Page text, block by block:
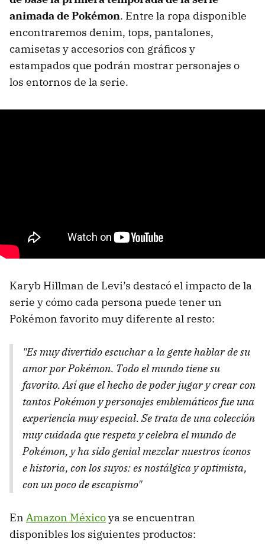
animada de Pokémon. Entre la ropa disponible
encontraremos denim, tops, pantalones,
camisetas y accesorios con gráficos y
estampados que podrán mostrar personajes o
los entornos de la serie.
Karyb Hillman de Levi’s destacó el impacto de la
serie y cómo cada persona puede tener un
Pokémon favorito muy diferente al resto:
"Es muy divertido escuchar a la gente hablar de su
amor por Pokémon. Todo el mundo tiene su
favorito. Así que el hecho de poder jugar y crear con
tantos Pokémon y personajes emblemáticos fue una
experiencia muy especial. Se trata de una colección
muy cuidada que respeta y celebra el mundo de
Pokémon, y ha sido genial mezclar nuestros íconos
e historia, con los suyos: es nostálgica y optimista,
con un poco de escapismo"
En Amazon Méxicoya se encuentran
disponibles los siguientes productos: